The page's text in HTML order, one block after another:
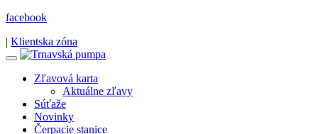
facebook
| Klientska zóna
Zľavová karta
Aktuálne zľavy
Súťaže
Novinky
Čerpacie stanice